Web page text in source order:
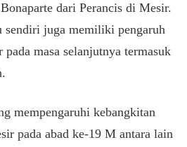
dari Perancis di Mesir.
sendiri juga memiliki pengaruh
masa selanjutnya termasuk
mempengaruhi kebangkitan
pada abad ke-19 M antara lain